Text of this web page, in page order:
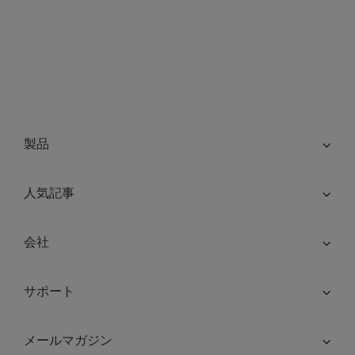
製品
人気記事
会社
サポート
メールマガジン